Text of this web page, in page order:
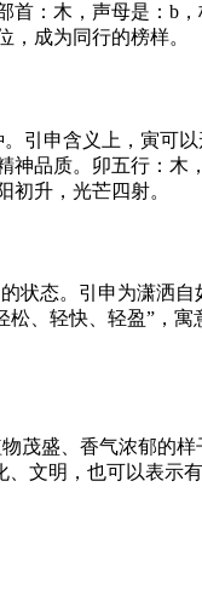
：木，声母是：b
成为同行的榜样。
引申含义上，寅可
品质。卯五行：
升，光芒四射。
状态。引申为潇洒
、轻快、轻盈”，
茂盛、香气浓郁的
文明，也可以表